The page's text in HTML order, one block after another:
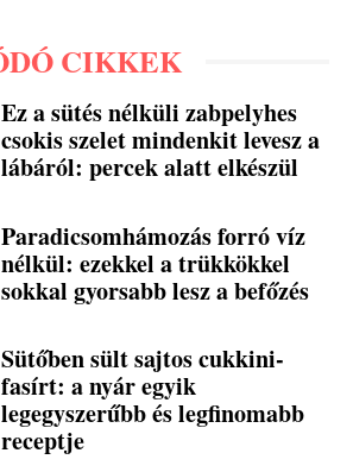
CIKKEK
Ez a sütés nélküli zabpelyhes
csokis szelet mindenkit levesz a
lábáról: percek alatt elkészül
Paradicsomhámozás forró víz
nélkül: ezekkel a trükkökkel
sokkal gyorsabb lesz a befőzés
Sütőben sült sajtos cukkini-
fasírt: a nyár egyik
legegyszerűbb és legfinomabb
receptje